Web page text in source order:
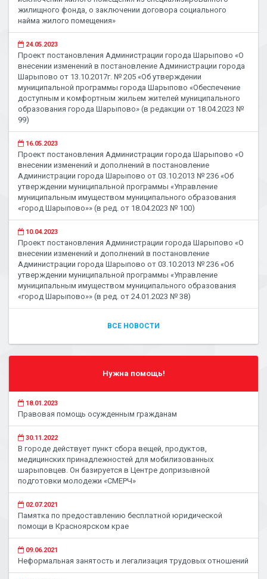
жилищного фонда, о заключении договора социального
найма жилого помещения»
24.05.2023
Проект постановления Администрации города Шарыпово «О
внесении изменений в постановление Администрации города
Шарыпово от 13.10.2017г. № 205 «Об утверждении
муниципальной программы города Шарыпово «Обеспечение
доступным и комфортным жильем жителей муниципального
образования города Шарыпово» (в редакции от 18.04.2023 №
99)
16.05.2023
Проект постановления Администрации города Шарыпово «О
внесении изменений и дополнений в постановление
Администрации города Шарыпово от 03.10.2013 № 236 «Об
утверждении муниципальной программы «Управление
муниципальным имуществом муниципального образования
«город Шарыпово»» (в ред. от 18.04.2023 № 100)
10.04.2023
Проект постановления Администрации города Шарыпово «О
внесении изменений и дополнений в постановление
Администрации города Шарыпово от 03.10.2013 № 236 «Об
утверждении муниципальной программы «Управление
муниципальным имуществом муниципального образования
«город Шарыпово»» (в ред. от 24.01.2023 № 38)
ВСЕ НОВОСТИ
Нужна помощь!
18.01.2023
Правовая помощь осужденным гражданам
30.11.2022
В городе действует пункт сбора вещей, продуктов,
медицинских принадлежностей для мобилизованных
шарыповцев. Он базируется в Центре допризывной
подготовки молодежи «СМЕРЧ»
02.07.2021
Памятка по предоставлению бесплатной юридической
помощи в Красноярском крае
09.06.2021
Неформальная занятость и легализация трудовых отношений